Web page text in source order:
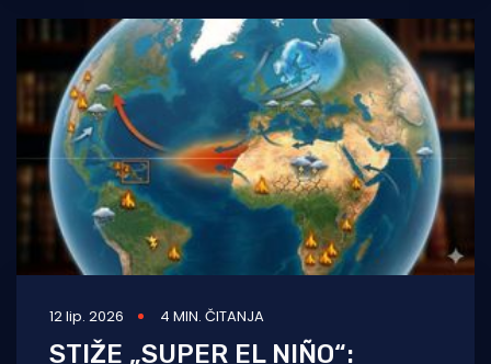
12 lip. 2026 4 MIN. ČITANJA
STIŽE „SUPER EL NIÑO“: